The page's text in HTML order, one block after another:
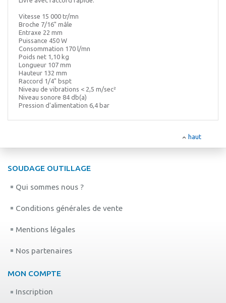
Vitesse 15 000 tr/mn
Broche 7/16" mâle
Entraxe 22 mm
Puissance 450 W
Consommation 170 l/mn
Poids net 1,10 kg
Longueur 107 mm
Hauteur 132 mm
Raccord 1/4" bspt
Niveau de vibrations < 2,5 m/sec²
Niveau sonore 84 db(a)
Pression d'alimentation 6,4 bar
haut
SOUDAGE OUTILLAGE
Qui sommes nous ?
Conditions générales de vente
Mentions légales
Nos partenaires
MON COMPTE
Inscription